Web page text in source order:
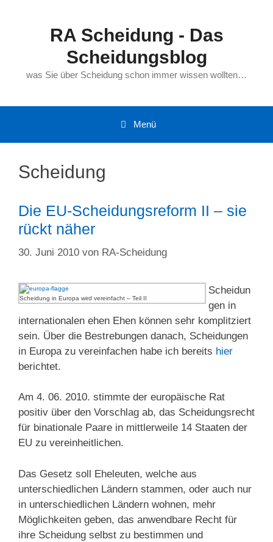
RA Scheidung - Das
Scheidungsblog
was Sie über Scheidung schon immer wissen wollten…
Menü
Scheidung
Die EU-Scheidungsreform II – sie
rückt näher
30. Juni 2010 von RA-Scheidung
Scheidung in Europa wird vereinfacht – Teil II
Scheidun
gen in
internationalen ehen Ehen können sehr komplitziert
sein. Über die Bestrebungen danach, Scheidungen
in Europa zu vereinfachen habe ich bereits hier
berichtet.
Am 4. 06. 2010. stimmte der europäische Rat
positiv über den Vorschlag ab, das Scheidungsrecht
für binationale Paare in mittlerweile 14 Staaten der
EU zu vereinheitlichen.
Das Gesetz soll Eheleuten, welche aus
unterschiedlichen Ländern stammen, oder auch nur
in unterschiedlichen Ländern wohnen, mehr
Möglichkeiten geben, das anwendbare Recht für
ihre Scheidung selbst zu bestimmen und